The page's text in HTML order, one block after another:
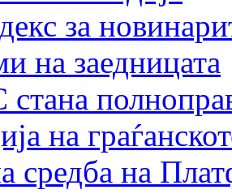
за
на заедницата
на
средба на